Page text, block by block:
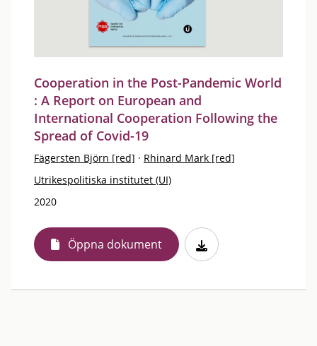
Cooperation in the Post-Pandemic World
: A Report on European and
International Cooperation Following the
Spread of Covid-19
Fägersten Björn [red] · Rhinard Mark [red]
Utrikespolitiska institutet (UI)
2020
Öppna dokument